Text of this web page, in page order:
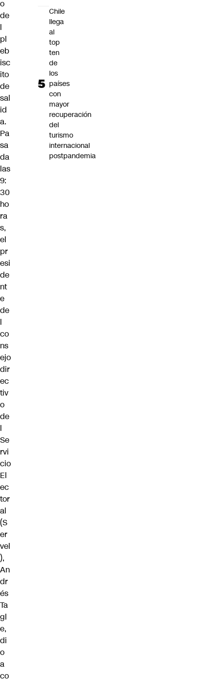
o
de
l
pl
eb
isc
ito
de
sal
id
a.
Pa
sa
da
las
9:
30
ho
ra
s,
el
pr
esi
de
nt
e
de
l
co
ns
ejo
dir
ec
tiv
o
de
l
Se
rvi
cio
El
ec
tor
al
(S
er
vel
),
An
dr
és
Ta
gl
e,
di
o
a
co
Chile
llega
al
top
ten
de
los
países
con
mayor
recuperación
del
turismo
internacional
postpandemia